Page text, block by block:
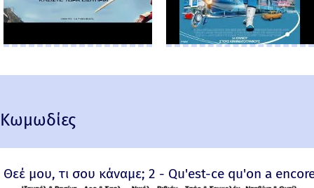
Κωμωδίες
Θεέ μου, τι σου κάναμε; 2 - Qu'est-ce qu'on a